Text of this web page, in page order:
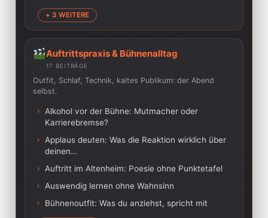
+ 3 WEITERE
Auftrittspraxis & Bühnenalltag
17 BEITRÄGE
Outfit, Schlaf, Technik, kaltes Publikum: der Abend
selbst.
› Alkohol vor der Bühne: Mutmacher oder
Karrierebremse?
› Applaus deuten: Was die Reaktion wirklich über
deinen…
› Auftritt im Altenheim: Poesie ohne Punktetafel
› Auswendig lernen ohne Wahnsinn
› Bühnenoutfit: Was du anziehst, spricht mit